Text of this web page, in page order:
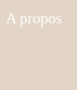
A propos